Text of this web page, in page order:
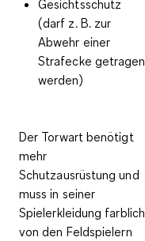
Gesichtsschutz
(darf z. B. zur
Abwehr einer
Strafecke getragen
werden)
Der Torwart benötigt
mehr
Schutzausrüstung und
muss in seiner
Spielerkleidung farblich
von den Feldspielern